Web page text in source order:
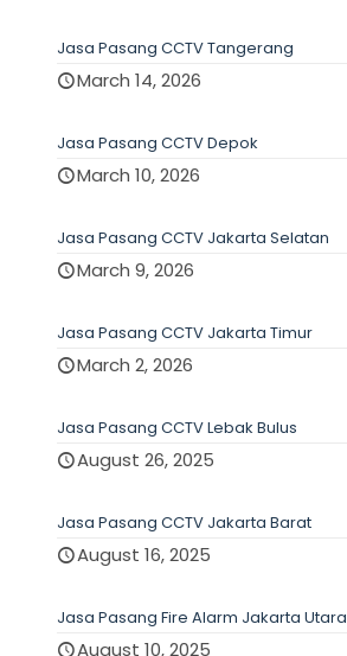
Jasa Pasang CCTV Tangerang
March 14, 2026
Jasa Pasang CCTV Depok
March 10, 2026
Jasa Pasang CCTV Jakarta Selatan
March 9, 2026
Jasa Pasang CCTV Jakarta Timur
March 2, 2026
Jasa Pasang CCTV Lebak Bulus
August 26, 2025
Jasa Pasang CCTV Jakarta Barat
August 16, 2025
Jasa Pasang Fire Alarm Jakarta Utara
August 10, 2025